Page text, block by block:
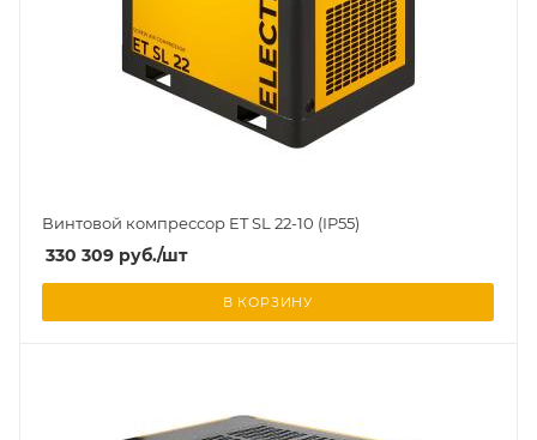
Винтовой компрессор ET SL 22-10 (IP55)
330 309 руб./шт
В КОРЗИНУ